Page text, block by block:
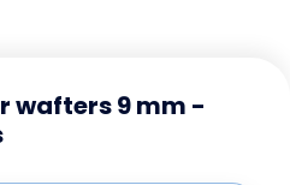
wafters 9 mm -